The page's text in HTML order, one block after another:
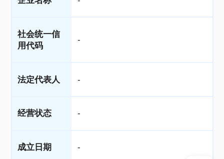
社会统一信
用代码
-
法定代表人 -
经营状态 -
成立日期 -